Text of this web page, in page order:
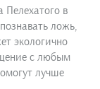
в
ложь,
экологично
с любым
лучше